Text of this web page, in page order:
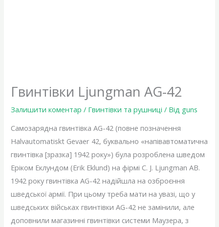
Гвинтівки Ljungman AG-42
Залишити коментар / Гвинтівки та рушниці / Від guns
Самозарядна гвинтівка AG-42 (повне позначення
Halvautomatiskt Gevaer 42, буквально «напівавтоматична
гвинтівка [зразка] 1942 року») була розроблена шведом
Еріком Еклундом (Erik Eklund) на фірмі C. J. Ljungman AB.
1942 року гвинтівка AG-42 надійшла на озброєння
шведської армії. При цьому треба мати на увазі, що у
шведських військах гвинтівки AG-42 не замінили, але
доповнили магазинні гвинтівки системи Маузера, з